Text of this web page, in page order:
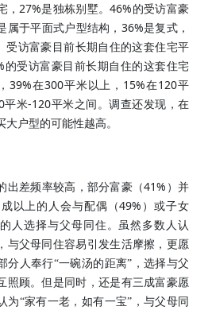
，27%是独栋别墅。46% 的受访富豪
属于平面式户型结构， 36%是复式，
受访富豪目前长期自住的这套住宅平
的受访富豪目前长期自住的这套住宅
39%在300平米以上， 15%在120平
平米-120平米之间。调查还发现，在
户型的可能性越高。
出差频率较高，部分富豪（41% ）并
以上的人会与配偶（49% ）或子女
的人选择与父母同住。虽然多数人认
与父母同住容易引发生活摩擦，更愿
分人奉行“一碗汤的距离”，选择与父
照顾。但是同时，还是有三成富豪愿
为“家有一老，如有一宝”，与父母同